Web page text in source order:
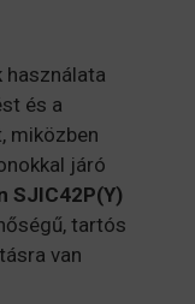
használata
és a
miközben
járó
SJIC42P(Y)
tartós
van